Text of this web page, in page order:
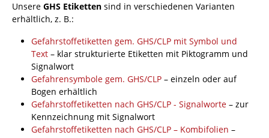
Unsere GHS Etiketten sind in verschiedenen Varianten
erhältlich, z. B.:
Gefahrstoffetiketten gem. GHS/CLP mit Symbol und
Text – klar strukturierte Etiketten mit Piktogramm und
Signalwort
Gefahrensymbole gem. GHS/CLP – einzeln oder auf
Bogen erhältlich
Gefahrstoffetiketten nach GHS/CLP - Signalworte – zur
Kennzeichnung mit Signalwort
Gefahrstoffetiketten nach GHS/CLP – Kombifolien –